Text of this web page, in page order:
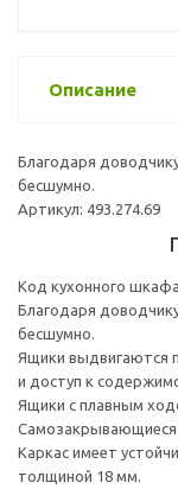
Описание
Благодаря
бесшумно.
Артикул: 493.274.69
Код кухонного
Благодаря
бесшумно.
Ящики выдвигаются
и доступ к
Ящики с плавным
Самозакрывающиеся
Каркас имеет
толщиной 18 мм.